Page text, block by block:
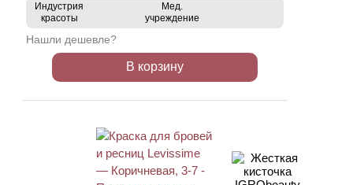
Индустрия
красоты
Мед.
учреждение
Нашли дешевле?
В корзину